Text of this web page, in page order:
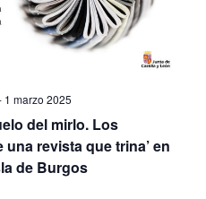
1 marzo 2025
del mirlo. Los
revista que trina’ en
de Burgos